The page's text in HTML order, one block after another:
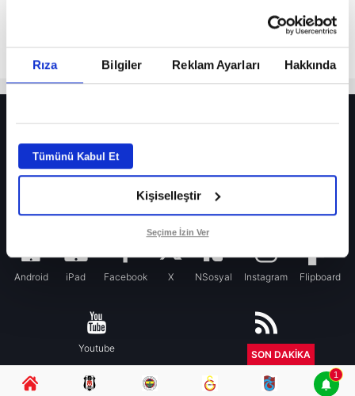
Rıza Bilgiler Reklam Ayarları Hakkında
Tümünü Kabul Et
Kişiselleştir
Seçime İzin Ver
Fenerbahçe’de sürpriz ayrılık ihtimali! Devre arasında gelmişti
Fenerbahçe’nin yeni transferi Mason Greenwood için olay sözler!
Galatasaray’da rota yeniden Thiago Almada!
Android iPad Facebook X NSosyal Instagram Flipboard
Youtube RSS
SON DAKİKA
1